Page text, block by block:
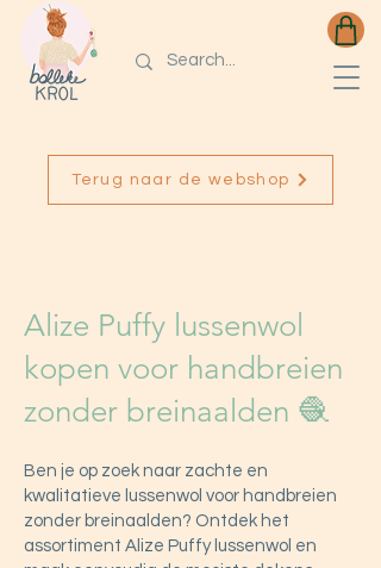
Terug naar de webshop
Lussenwol
Alize Puffy lussenwol
kopen voor handbreien
zonder breinaalden 🧶
Ben je op zoek naar zachte en
kwalitatieve lussenwol voor handbreien
zonder breinaalden? Ontdek het
assortiment Alize Puffy lussenwol en